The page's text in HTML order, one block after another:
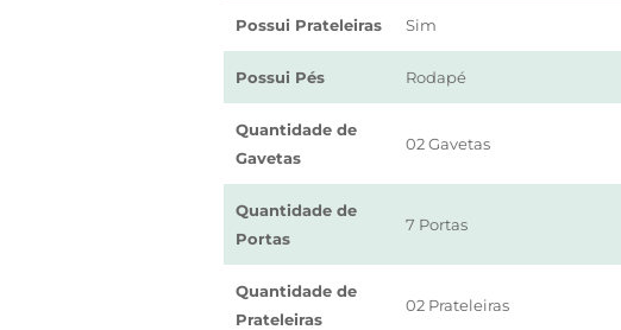
Possui Prateleiras Sim
Possui Pés Rodapé
Quantidade de
Gavetas
02 Gavetas
Quantidade de
Portas
7 Portas
Quantidade de
Prateleiras
02 Prateleiras